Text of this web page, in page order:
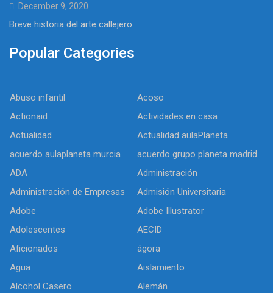
December 9, 2020
Breve historia del arte callejero
Popular Categories
Abuso infantil
Acoso
Actionaid
Actividades en casa
Actualidad
Actualidad aulaPlaneta
acuerdo aulaplaneta murcia
acuerdo grupo planeta madrid
ADA
Administración
Administración de Empresas
Admisión Universitaria
Adobe
Adobe Illustrator
Adolescentes
AECID
Aficionados
ágora
Agua
Aislamiento
Alcohol Casero
Alemán